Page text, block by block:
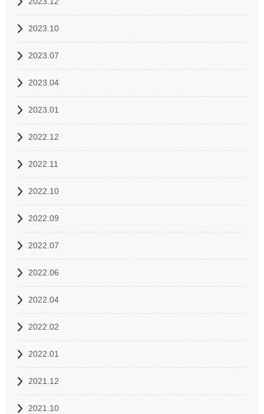
2023.10
2023.07
2023.04
2023.01
2022.12
2022.11
2022.10
2022.09
2022.07
2022.06
2022.04
2022.02
2022.01
2021.12
2021.10